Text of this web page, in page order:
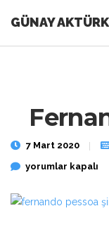
GÜNAY AKTÜRK
7 Mart 2020
Fernando Pessoa
yorumlar kapalı